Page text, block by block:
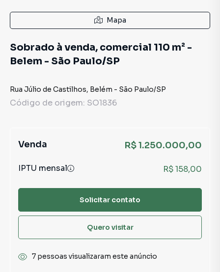
Mapa
Sobrado à venda, comercial 110 m² -
Belem - São Paulo/SP
Rua Júlio de Castilhos, Belém - São Paulo/SP
Código de origem: SO1836
Venda R$ 1.250.000,00
IPTU mensal R$ 158,00
Solicitar contato
Quero visitar
7 pessoas visualizaram este anúncio